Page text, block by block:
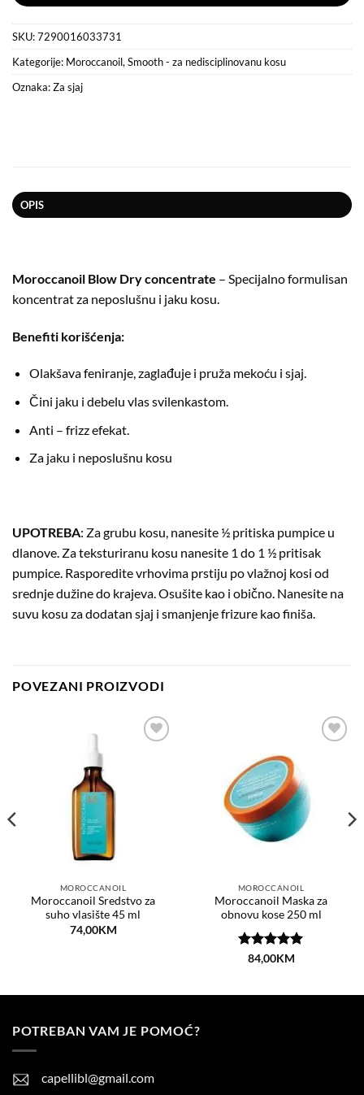
SKU:7290016033731
Kategorije: Moroccanoil,Smooth - za nedisciplinovanu kosu
Oznaka:Za sjaj
OPIS
Moroccanoil Blow Dry concentrate – Specijalno formulisan
koncentrat za neposlušnu i jaku kosu.
Benefiti korišćenja:
Olakšava feniranje, zaglađuje i pruža mekoću i sjaj.
Čini jaku i debelu vlas svilenkastom.
Anti – frizz efekat.
Za jaku i neposlušnu kosu
UPOTREBA: Za grubu kosu, nanesite ½ pritiska pumpice u
dlanove. Za teksturiranu kosu nanesite 1 do 1 ½ pritisak
pumpice. Rasporedite vrhovima prstiju po vlažnoj kosi od
srednje dužine do krajeva. Osušite kao i obično. Nanesite na
suvu kosu za dodatan sjaj i smanjenje frizure kao finiša.
POVEZANI PROIZVODI
MOROCCANOIL
Moroccanoil Sredstvo za
suho vlasište 45 ml
74,00KM
MOROCCANOIL
Moroccanoil Maska za
obnovu kose 250 ml
Ocjenjeno
84,00KM
POTREBAN VAM JE POMOĆ?
capellibl@gmail.com